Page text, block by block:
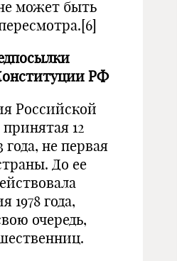
может быть
[6]
РФ
Российской
12
года, не первая
До ее
1978 года,
очередь,